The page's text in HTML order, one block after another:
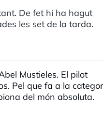
De fet hi ha hagut
les set de la tarda.
Mustieles. El pilot
Pel que fa a la
del món absoluta.